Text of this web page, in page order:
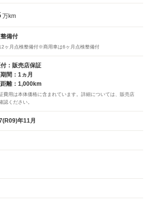
万km
備付
ヶ月点検整備付※商用車は6ヶ月点検整備付
：販売店保証
間：1ヵ月
離：1,000km
費用は本体価格に含まれています。詳細については、販売店
認ください。
年11月